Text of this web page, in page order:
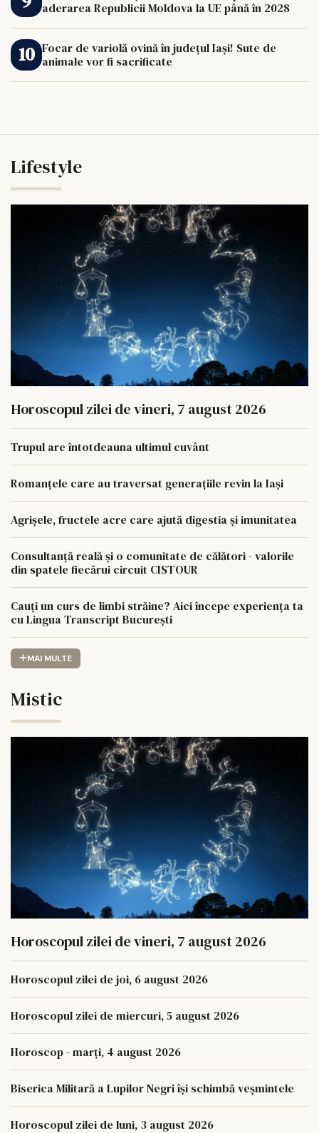
aderarea Republicii Moldova la UE până în 2028
Focar de variolă ovină în județul Iași! Sute de
animale vor fi sacrificate
Lifestyle
Horoscopul zilei de vineri, 7 august 2026
Trupul are întotdeauna ultimul cuvânt
Romanțele care au traversat generațiile revin la Iași
Agrișele, fructele acre care ajută digestia și imunitatea
Consultanță reală și o comunitate de călători - valorile
din spatele fiecărui circuit CISTOUR
Cauți un curs de limbi străine? Aici începe experiența ta
cu Lingua Transcript București
MAI MULTE
Mistic
Horoscopul zilei de vineri, 7 august 2026
Horoscopul zilei de joi, 6 august 2026
Horoscopul zilei de miercuri, 5 august 2026
Horoscop - marți, 4 august 2026
Biserica Militară a Lupilor Negri își schimbă veșmintele
Horoscopul zilei de luni, 3 august 2026